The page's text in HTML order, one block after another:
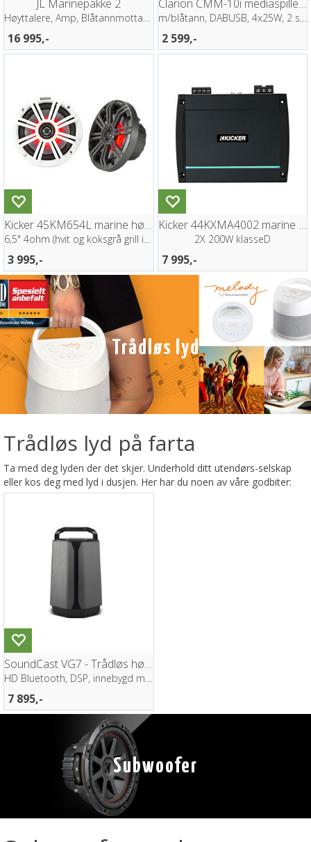
JL Marinepakke 2
Høyttalere, Amp, Blåtannmottaker
16 995,-
Clarion CMM-10i mediaspiller (IP66)
m/blåtann, DABUSB, 4x25W, 2 soner
2 599,-
Kicker 45KM654L marine høyttaler (par)
6,5" 4ohm (hvit og koksgrå grill inkl.)
3 995,-
Kicker 44KXMA4002 marine forsterker
2X 200W klasseD
7 995,-
Trådløs lyd
Trådløs lyd på farta
Ta med deg lyden der det skjer. Underhold ditt utendørs-selskap
eller kos deg med lyd i dusjen. Her har du noen av våre godbiter:
SoundCast VG7 - Trådløs høyttaler
HD Bluetooth, DSP, innebygd mikrofon
7 895,-
Subwoofer